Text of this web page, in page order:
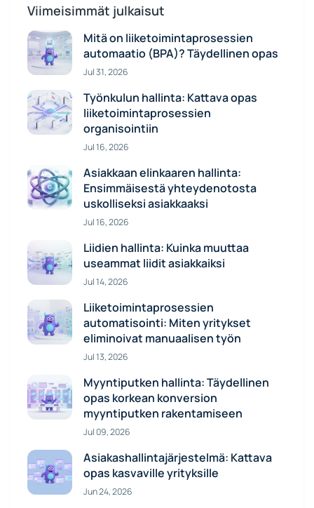
Viimeisimmät julkaisut
Mitä on liiketoimintaprosessien
automaatio (BPA)? Täydellinen opas
Jul 31, 2026
Työnkulun hallinta: Kattava opas
liiketoimintaprosessien
organisointiin
Jul 16, 2026
Asiakkaan elinkaaren hallinta:
Ensimmäisestä yhteydenotosta
uskolliseksi asiakkaaksi
Jul 16, 2026
Liidien hallinta: Kuinka muuttaa
useammat liidit asiakkaiksi
Jul 14, 2026
Liiketoimintaprosessien
automatisointi: Miten yritykset
eliminoivat manuaalisen työn
Jul 13, 2026
Myyntiputken hallinta: Täydellinen
opas korkean konversion
myyntiputken rakentamiseen
Jul 09, 2026
Asiakashallintajärjestelmä: Kattava
opas kasvaville yrityksille
Jun 24, 2026